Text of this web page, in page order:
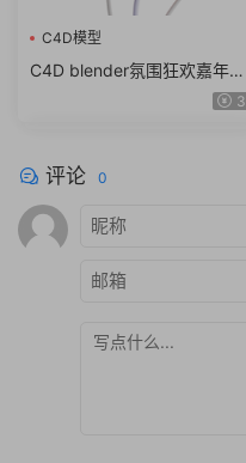
C4D模型
C4D blender氛围狂欢嘉年华
锣鼓棉花糖图标fbx obj模型3
评论 0